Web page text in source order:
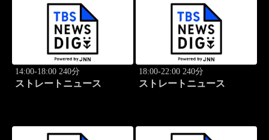
14:00-18:00 240分
ストレートニュース
18:00-22:00 240分
ストレートニュース